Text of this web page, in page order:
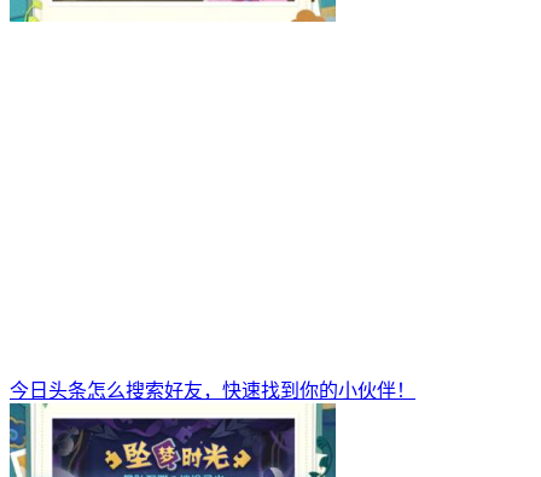
今日头条怎么搜索好友，快速找到你的小伙伴！